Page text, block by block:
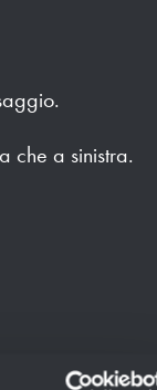
che a sinistra.